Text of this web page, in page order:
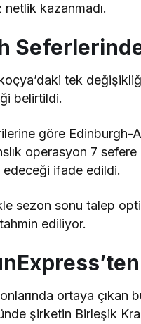
kazanmadı.
tek
belirtildi.
göre Edinburgh-
operasyon 7
ifade edildi.
sezon sonu talep
ediliyor.
ortaya çıkan
şirketin Birleşik